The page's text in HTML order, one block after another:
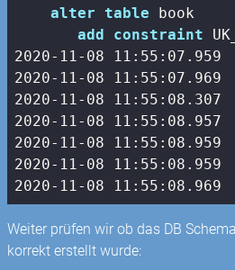
alter table book
add
constraint
2020-11 -08 11 : 55 : 07.959
2020-11 -08 11 : 55 : 07.969
2020-11 -08 11 : 55 : 08.307
2020-11 -08 11 : 55 : 08.957
2020-11 -08 11 : 55 : 08.959
2020-11 -08 11 : 55 : 08.959
2020-11 -08 11 : 55 : 08.969
Weiter prüfen wir ob das DB
korrekt erstellt wurde: